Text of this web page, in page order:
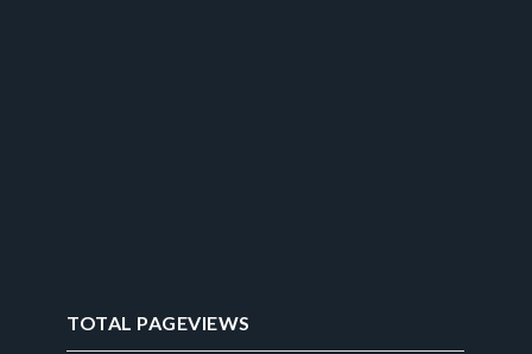
TOTAL PAGEVIEWS